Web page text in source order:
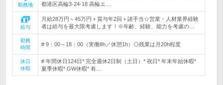
勤務地
都港区高輪3-24-18 高輪エ…
給与
月給28万円～45万円＋賞与年2回＋諸手当☆営業・人材業界経験
者は給与を最大限考慮します！※年齢、経験、能力を考慮の…
勤務
時間
# 9：00～18：00（実働8h／休憩1h）◎残業は月20h程度
休日
休暇
# 年間休日124日* 完全週休2日制（土日）* 祝日* 年末年始休暇*
夏季休暇* GW休暇* 有…